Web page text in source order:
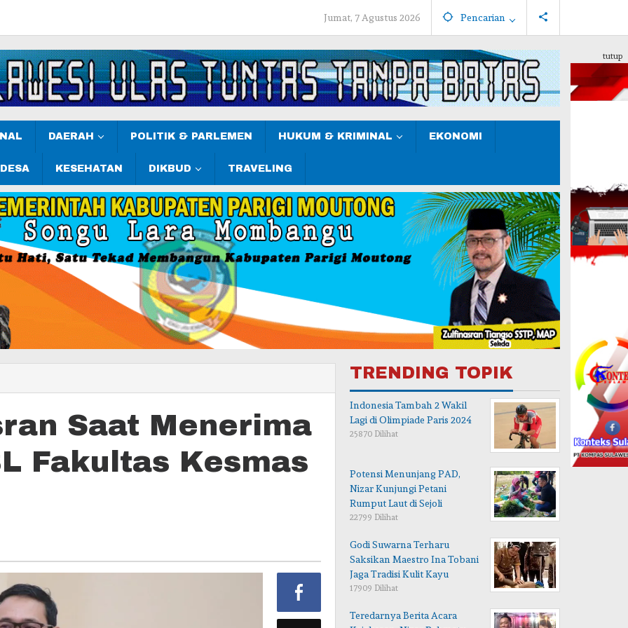
Jumat, 7 Agustus 2026 Pencarian
DAERAH POLITIK & PARLEMEN HUKUM & KRIMINAL EKONOMI
KESEHATAN DIKBUD TRAVELING
tutup
Saat Menerima
Fakultas Kesmas
TRENDING TOPIK
Indonesia Tambah 2 Wakil
Lagi di Olimpiade Paris 2024
25870 Dilihat
Potensi Menunjang PAD,
Nizar Kunjungi Petani
Rumput Laut di Sejoli
22799 Dilihat
Godi Suwarna Terharu
Saksikan Maestro Ina Tobani
Jaga Tradisi Kulit Kayu
17909 Dilihat
Teredarnya Berita Acara